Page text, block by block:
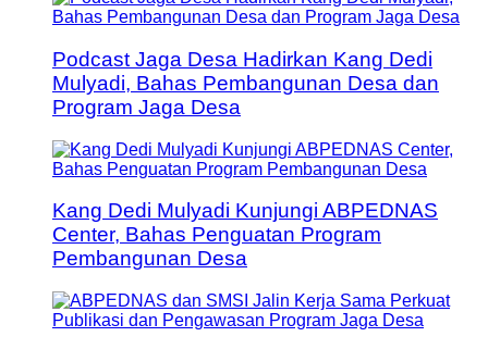
Podcast Jaga Desa Hadirkan Kang Dedi
Mulyadi, Bahas Pembangunan Desa dan
Program Jaga Desa
Kang Dedi Mulyadi Kunjungi ABPEDNAS
Center, Bahas Penguatan Program
Pembangunan Desa